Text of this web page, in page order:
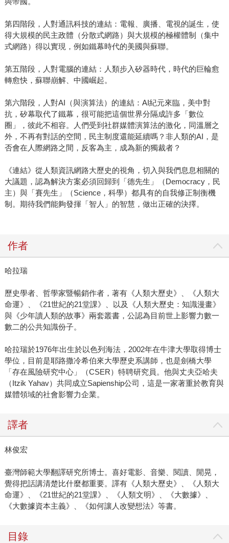
第四階段，人對通訊科技的連結：電報、廣播、電視的誕生，使
得大規模的民主政體（分散式網路）與大規模的極權體制（集中
式網路）得以實現，例如鐵幕時代的美國與蘇聯。
第五階段，人對電腦的連結：人類步入矽器時代，時代的巨輪愈
轉愈快，蘇聯崩解、中國崛起。
第六階段，人對AI（與演算法）的連結：AI紀元來臨，美中對
抗，矽幕取代了鐵幕，很可能把這個世界分隔成許多「數位
圈」，彼此不相容。人們受到社群媒體演算法的激化，同溫層之
外，不再有對話的空間，民主制度還能延續嗎？非人類的AI，是
否會在人際網路之間，反客為主，成為新的獨裁者？
《連結》從人類資訊網路大歷史的視角，切入與我們息息相關的
大議題，認為解決方案必須回歸到「德先生」（Democracy，民
主）與「賽先生」（Science，科學）都具有的自我修正制衡機
制。期待我們能夠發揮「智人」的智慧，做出正確的決擇。
作者
哈拉瑞
歷史學者、哲學家暨暢銷作者，著有《人類大歷史》、《人類大
命運》、《21世紀的21堂課》、以及《人類大歷史：知識漫畫》
與《少年讀人類的故事》兩套叢書，公認為目前世上影響力數一
數二的公共知識份子。
哈拉瑞於1976年出生於以色列海法，2002年在牛津大學取得博士
學位，目前是耶路撒冷希伯來大學歷史系講師，也是劍橋大學
「存在風險研究中心」（CSER）特聘研究員。他與丈夫亞哈夫
（Itzik Yahav）共同成立Sapienship公司，這是一家著重於教育與
媒體領域的社會影響力企業。
譯者
林俊宏
臺灣師範大學翻譯研究所博士。喜好電影、音樂、閱讀、閒晃，
覺得把話講清楚比什麼都重要。譯有《人類大歷史》、《人類大
命運》、《21世紀的21堂課》、《人類文明》、《大數據》、
《大數據資本主義》、《如何讓人改變想法》等書。
目錄